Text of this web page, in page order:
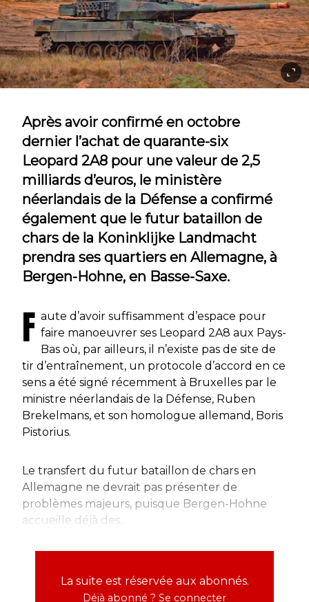
Après avoir confirmé en octobre
dernier l’achat de quarante-six
Leopard 2A8 pour une valeur de 2,5
milliards d’euros, le ministère
néerlandais de la Défense a confirmé
également que le futur bataillon de
chars de la Koninklijke Landmacht
prendra ses quartiers en Allemagne, à
Bergen-Hohne, en Basse-Saxe.
F aute d’avoir suffisamment d’espace pour
faire manoeuvrer ses Leopard 2A8 aux Pays-
Bas où, par ailleurs, il n’existe pas de site de
tir d’entraînement, un protocole d’accord en ce
sens a été signé récemment à Bruxelles par le
ministre néerlandais de la Défense, Ruben
Brekelmans, et son homologue allemand, Boris
Pistorius.
Le transfert du futur bataillon de chars en
Allemagne ne devrait pas présenter de
problèmes majeurs, puisque Bergen-Hohne
accueille déjà des...
La suite est réservée aux abonnés.
Déjà abonné ? Se connecter